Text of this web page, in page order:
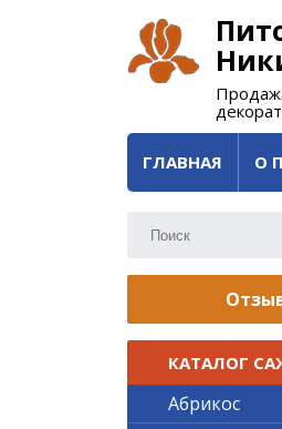
ГЛАВНАЯ О
КАТАЛОГ
Абрикос